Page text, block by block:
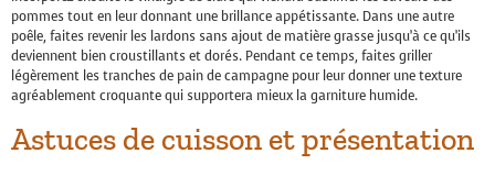
pommes tout en leur donnant une brillance appétissante. Dans une autre
poêle, faites revenir les lardons sans ajout de matière grasse jusqu’à ce qu’ils
deviennent bien croustillants et dorés. Pendant ce temps, faites griller
légèrement les tranches de pain de campagne pour leur donner une texture
agréablement croquante qui supportera mieux la garniture humide.
Astuces de cuisson et présentation